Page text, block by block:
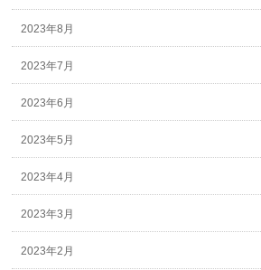
2023年8月
2023年7月
2023年6月
2023年5月
2023年4月
2023年3月
2023年2月